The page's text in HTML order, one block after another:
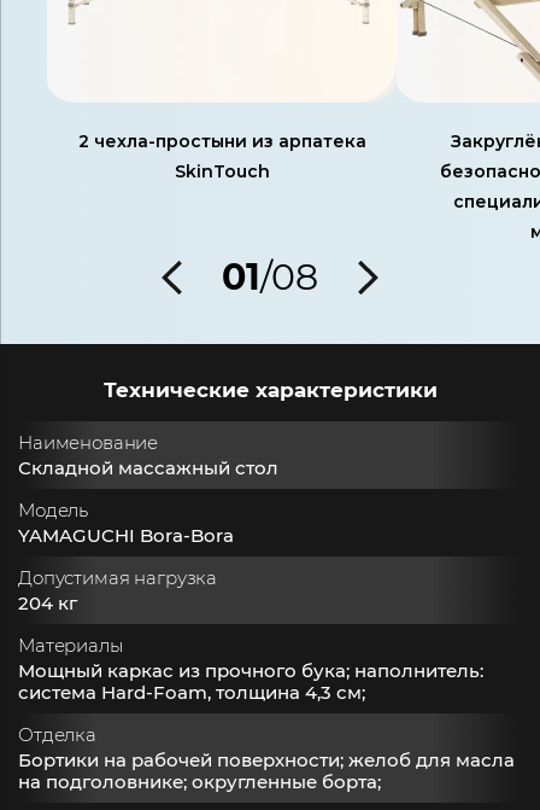
​2 чехла-простыни из арпатека
SkinTouch
01/08
Технические характеристики
Наименование
Складной массажный стол
Модель
YAMAGUCHI Bora-Bora
Допустимая нагрузка
204 кг
Материалы
Мощный каркас из прочного бука; наполнитель:
система Hard-Foam, толщина 4,3 см;
Отделка
Бортики на рабочей поверхности; желоб для масла
на подголовнике; округленные борта;